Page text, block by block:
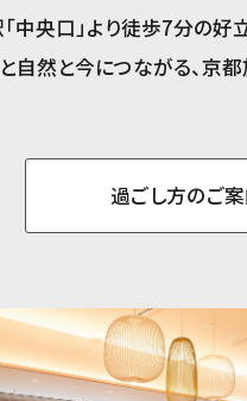
中央口」より徒歩7分の好
自然と今につながる、京
過ごし方のご